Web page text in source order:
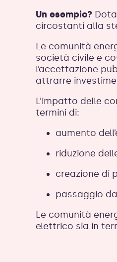
Un esempio?
circostanti alla
Le comunità
società civile e
l’accettazione
attrarre
L’impatto delle
termini di:
aumento
riduzione
creazione di
passaggio
Le comunità
elettrico sia in